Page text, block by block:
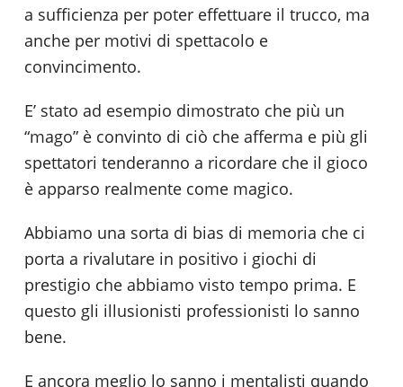
a sufficienza per poter effettuare il trucco, ma
anche per motivi di spettacolo e
convincimento.
E’ stato ad esempio dimostrato che più un
“mago” è convinto di ciò che afferma e più gli
spettatori tenderanno a ricordare che il gioco
è apparso realmente come magico.
Abbiamo una sorta di bias di memoria che ci
porta a rivalutare in positivo i giochi di
prestigio che abbiamo visto tempo prima. E
questo gli illusionisti professionisti lo sanno
bene.
E ancora meglio lo sanno i mentalisti quando